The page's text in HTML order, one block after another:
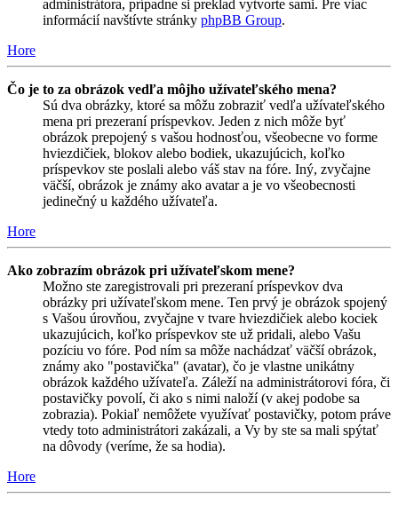
administrátora, prípadne si preklad vytvorte sami. Pre viac
informácií navštívte stránky phpBB Group.
Hore
Čo je to za obrázok vedľa môjho užívateľského mena?
Sú dva obrázky, ktoré sa môžu zobraziť vedľa užívateľského
mena pri prezeraní príspevkov. Jeden z nich môže byť
obrázok prepojený s vašou hodnosťou, všeobecne vo forme
hviezdičiek, blokov alebo bodiek, ukazujúcich, koľko
príspevkov ste poslali alebo váš stav na fóre. Iný, zvyčajne
väčší, obrázok je známy ako avatar a je vo všeobecnosti
jedinečný u každého užívateľa.
Hore
Ako zobrazím obrázok pri užívateľskom mene?
Možno ste zaregistrovali pri prezeraní príspevkov dva
obrázky pri užívateľskom mene. Ten prvý je obrázok spojený
s Vašou úrovňou, zvyčajne v tvare hviezdičiek alebo kociek
ukazujúcich, koľko príspevkov ste už pridali, alebo Vašu
pozíciu vo fóre. Pod ním sa môže nachádzať väčší obrázok,
známy ako "postavička" (avatar), čo je vlastne unikátny
obrázok každého užívateľa. Záleží na administrátorovi fóra, či
postavičky povolí, či ako s nimi naloží (v akej podobe sa
zobrazia). Pokiaľ nemôžete využívať postavičky, potom práve
vtedy toto administrátori zakázali, a Vy by ste sa mali spýtať
na dôvody (veríme, že sa hodia).
Hore